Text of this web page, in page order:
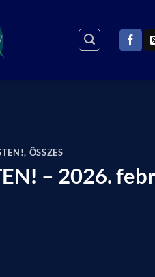
, ÖSSZES
– 2026.